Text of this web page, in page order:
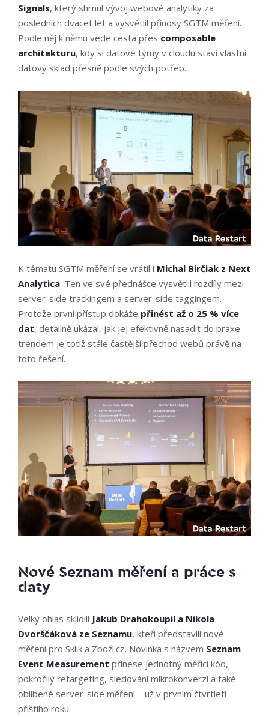
Signals, který shrnul vývoj webové analytiky za
posledních dvacet let a vysvětlil přínosy SGTM měření.
Podle něj k němu vede cesta přes composable
architekturu, kdy si datové týmy v cloudu staví vlastní
datový sklad přesně podle svých potřeb.
K tématu SGTM měření se vrátil i Michal Birčiak z Next
Analytica. Ten ve své přednášce vysvětlil rozdíly mezi
server-side trackingem a server-side taggingem.
Protože první přístup dokáže přinést až o 25 % více
dat, detailně ukázal, jak jej efektivně nasadit do praxe –
trendem je totiž stále častější přechod webů právě na
toto řešení.
Nové Seznam měření a práce s
daty
Velký ohlas sklidili Jakub Drahokoupil a Nikola
Dvorščáková ze Seznamu, kteří představili nové
měření pro Sklik a Zboží.cz. Novinka s názvem Seznam
Event Measurement přinese jednotný měřicí kód,
pokročilý retargeting, sledování mikrokonverzí a také
oblíbené server-side měření – už v prvním čtvrtletí
příštího roku.